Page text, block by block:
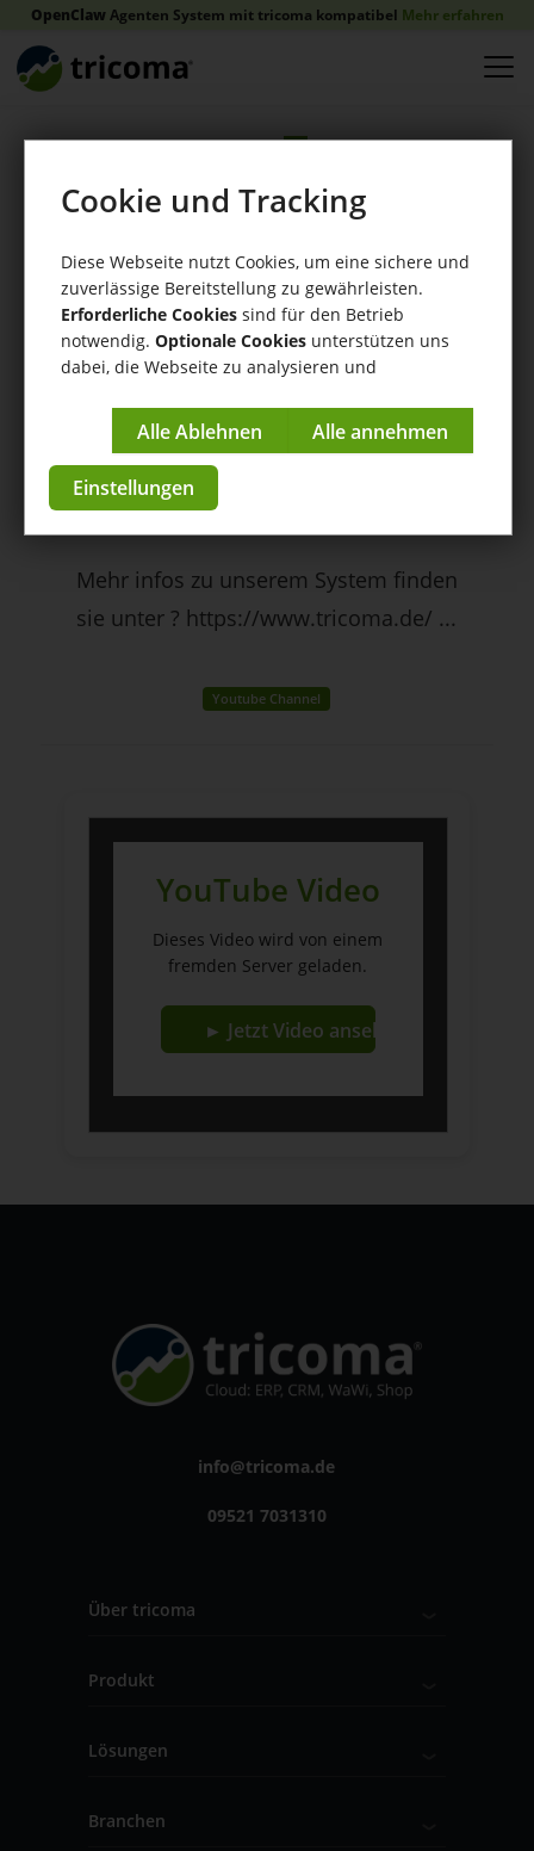
OpenClawAgenten System mit tricoma kompatibel Mehr erfahren
Zurück
tricoma Vlog #16:
Kategoriesync -
Gleicher
Kategoriebaum in
beiden Shops
Mehr infos zu unserem System finden
sie unter ? https://www.tricoma.de/ ...
Youtube Channel
YouTube Video
Dieses Video wird von einem
fremden Server geladen.
► Jetzt Video ansehen
info@tricoma.de
09521 7031310
Über tricoma
Produkt
Lösungen
Branchen
Cookie und Tracking
Diese Webseite nutzt Cookies, um eine sichere und
zuverlässige Bereitstellung zu gewährleisten.
Erforderliche Cookies sind für den Betrieb
notwendig. Optionale Cookies unterstützen uns
dabei, die Webseite zu analysieren und
Impressum| Datenschutzerklärung
Einstellungen